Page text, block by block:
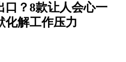
口？8款让人会心一
化解工作压力